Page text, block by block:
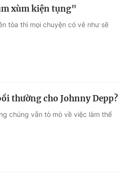
xùm kiện tụng"
tòa thì mọi chuyện có vẻ như sẽ
thường cho Johnny Depp?
chúng vẫn tò mò về việc làm thế